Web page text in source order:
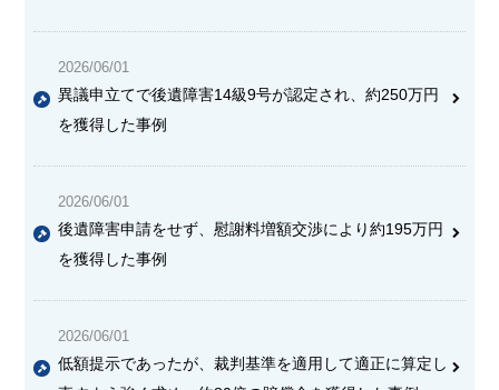
2026/06/01
異議申立てで後遺障害14級9号が認定され、約250万円
を獲得した事例
2026/06/01
後遺障害申請をせず、慰謝料増額交渉により約195万円
を獲得した事例
2026/06/01
低額提示であったが、裁判基準を適用して適正に算定し